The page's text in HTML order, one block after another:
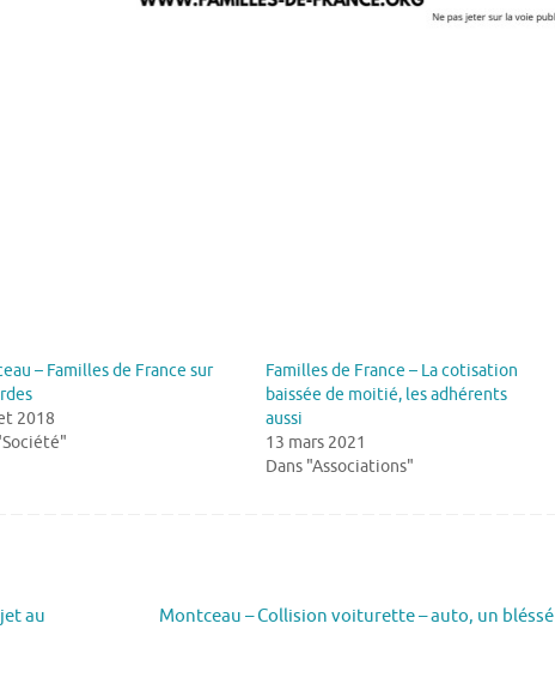
– Familles de France sur
2018
Familles de France – La cotisation
baissée de moitié, les adhérents
aussi
13 mars 2021
Dans "Associations"
au
Montceau – Collision voiturette – auto, un bléssé